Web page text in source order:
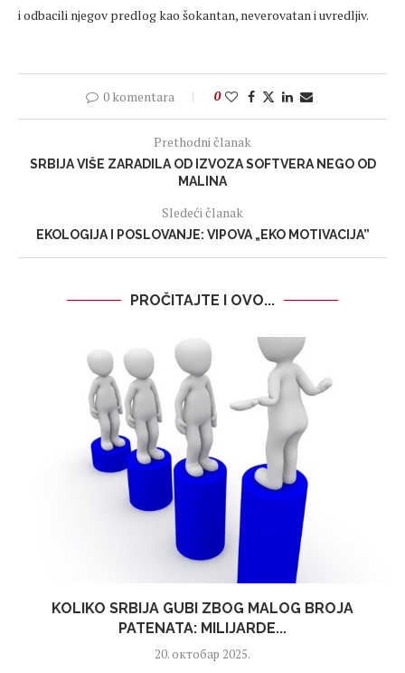
i odbacili njegov predlog kao šokantan, neverovatan i uvredljiv.
0 komentara 0
Prethodni članak
SRBIJA VIŠE ZARADILA OD IZVOZA SOFTVERA NEGO OD
MALINA
Sledeći članak
EKOLOGIJA I POSLOVANJE: VIPOVA „EKO MOTIVACIJA”
PROČITAJTE I OVO...
KOLIKO SRBIJA GUBI ZBOG MALOG BROJA
PATENATA: MILIJARDE...
20. октобар 2025.